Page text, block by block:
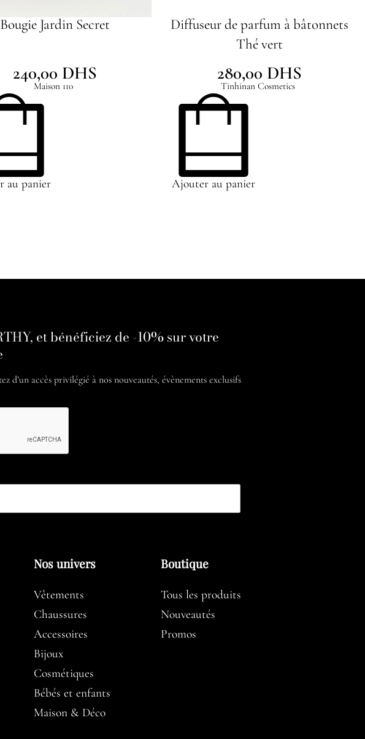
Bougie Jardin Secret
Maison 110
240,00 DHS
au panier
Diffuseur de parfum à bâtonnets
Thé vert
Tinhinan Cosmetics
280,00 DHS
Ajouter au panier
et bénéficiez de -10% sur votre
d’un accès privilégié à nos nouveautés, évènements exclusifs
Nos univers
Vêtements
Chaussures
Accessoires
Bijoux
Cosmétiques
Bébés et enfants
Maison & Déco
Boutique
Tous les produits
Nouveautés
Promos